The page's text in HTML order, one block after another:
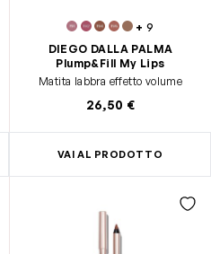
+ 9
DIEGO DALLA PALMA
Plump&Fill My Lips
Matita labbra effetto volume
26,50 €
VAI AL PRODOTTO